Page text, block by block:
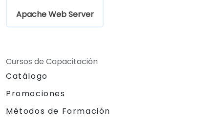
Apache Web Server
Cursos de Capacitación
Catálogo
Promociones
Métodos de Formación